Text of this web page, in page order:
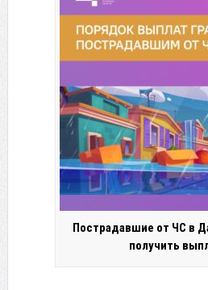
Пострадавшие от ЧС в
получить